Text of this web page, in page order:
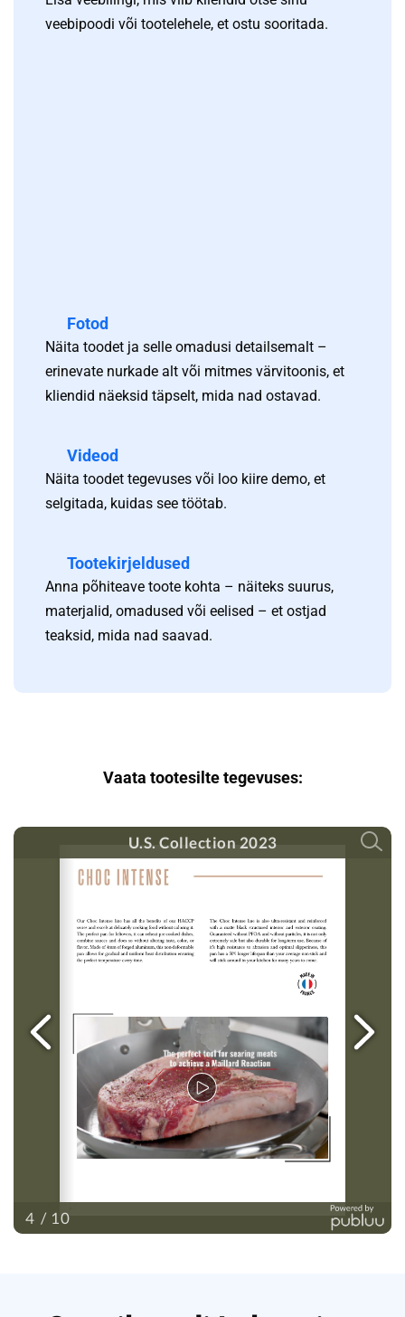
veebipoodi või tootelehele, et ostu sooritada.
Fotod
Näita toodet ja selle omadusi detailsemalt –
erinevate nurkade alt või mitmes värvitoonis, et
kliendid näeksid täpselt, mida nad ostavad.
Videod
Näita toodet tegevuses või loo kiire demo, et
selgitada, kuidas see töötab.
Tootekirjeldused
Anna põhiteave toote kohta – näiteks suurus,
materjalid, omadused või eelised – et ostjad
teaksid, mida nad saavad.
Vaata tootesilte tegevuses: